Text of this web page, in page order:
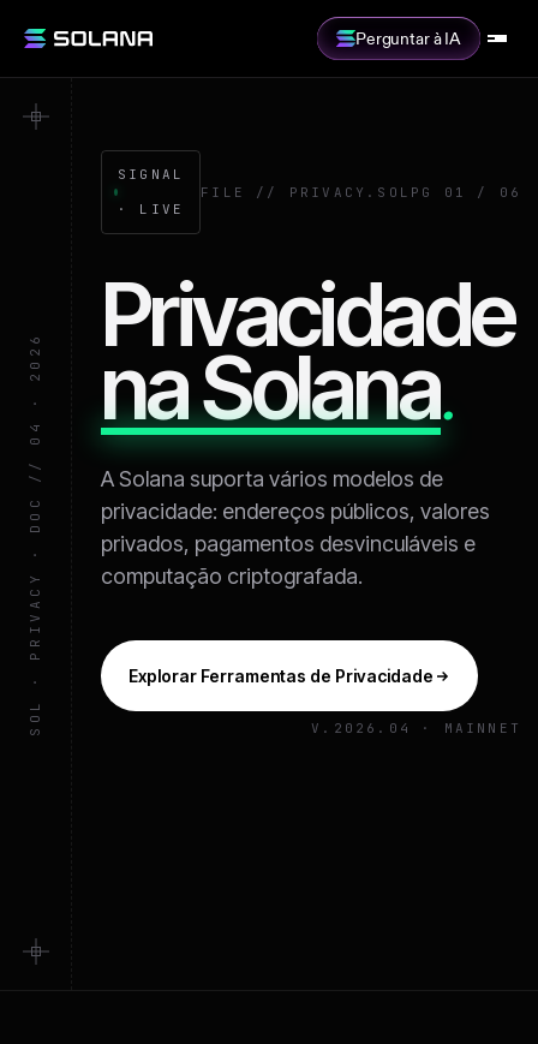
Perguntar à IA
SOL · PRIVACY · DOC // 04 · 2026
SIGNAL
· LIVE
FILE // PRIVACY.SOL PG 01 / 06
Privacidade
na Solana.
A Solana suporta vários modelos de
privacidade: endereços públicos, valores
privados, pagamentos desvinculáveis e
computação criptografada.
Explorar Ferramentas de Privacidade
V.2026.04 · MAINNET